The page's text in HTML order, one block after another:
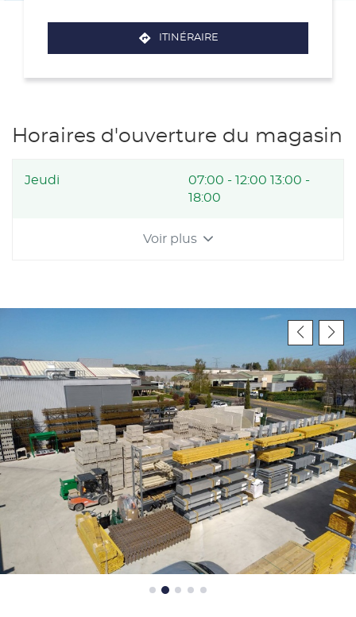
ITINÉRAIRE
JUSQU'AU
POINT
-
BML
Horaires d'ouverture du magasin
Horaires
Jeudi 07:00 - 12:00 13:00 -
18:00
Voir plus
et
point
France
Matériaux
-
BML
Matériaux